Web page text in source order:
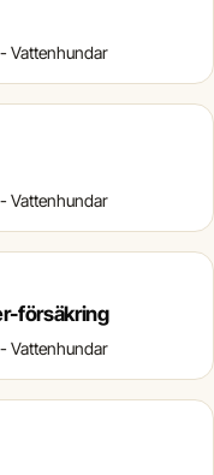
Vattenhundar
Vattenhundar
försäkring
Vattenhundar